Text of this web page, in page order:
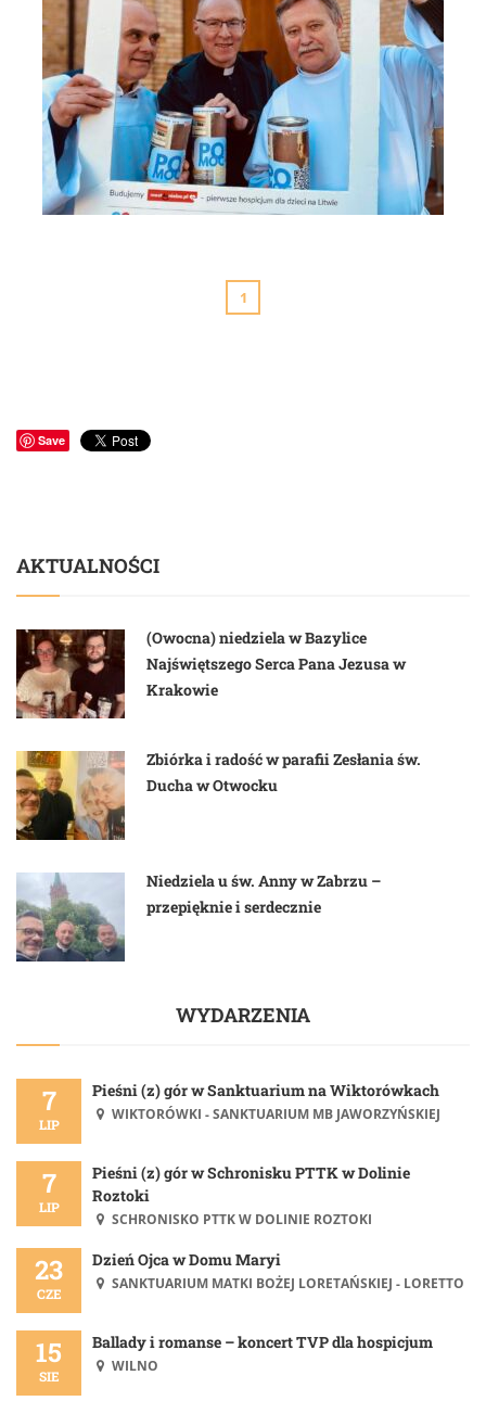
1
Save
AKTUALNOŚCI
(Owocna) niedziela w Bazylice
Najświętszego Serca Pana Jezusa w
Krakowie
Zbiórka i radość w parafii Zesłania św.
Ducha w Otwocku
Niedziela u św. Anny w Zabrzu –
przepięknie i serdecznie
WYDARZENIA
7
LIP
Pieśni (z) gór w Sanktuarium na Wiktorówkach
WIKTORÓWKI - SANKTUARIUM MB JAWORZYŃSKIEJ
7
LIP
Pieśni (z) gór w Schronisku PTTK w Dolinie
Roztoki
SCHRONISKO PTTK W DOLINIE ROZTOKI
23
CZE
Dzień Ojca w Domu Maryi
SANKTUARIUM MATKI BOŻEJ LORETAŃSKIEJ - LORETTO
15
SIE
Ballady i romanse – koncert TVP dla hospicjum
WILNO